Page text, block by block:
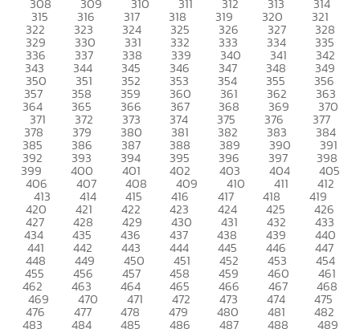
315 316 317 318 319 320 321
322 323 324 325 326 327 328
329 330 331 332 333 334 335
336 337 338 339 340 341 342
343 344 345 346 347 348 349
350 351 352 353 354 355 356
357 358 359 360 361 362 363
364 365 366 367 368 369 370
371 372 373 374 375 376 377
378 379 380 381 382 383 384
385 386 387 388 389 390 391
392 393 394 395 396 397 398
399 400 401 402 403 404 405
406 407 408 409 410 411 412
413 414 415 416 417 418 419
420 421 422 423 424 425 426
427 428 429 430 431 432 433
434 435 436 437 438 439 440
441 442 443 444 445 446 447
448 449 450 451 452 453 454
455 456 457 458 459 460 461
462 463 464 465 466 467 468
469 470 471 472 473 474 475
476 477 478 479 480 481 482
483 484 485 486 487 488 489